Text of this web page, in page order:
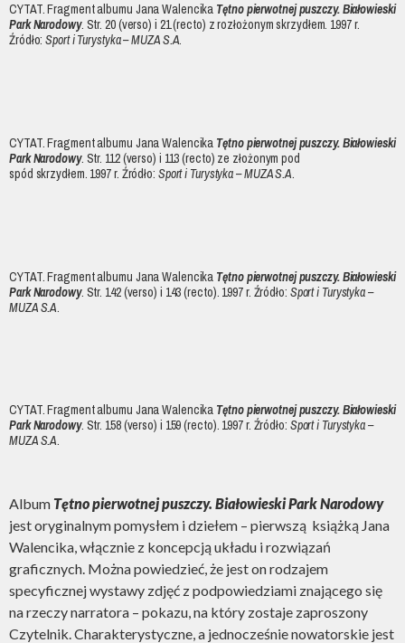
CYTAT. Fragment albumu Jana Walencika Tętno pierwotnej puszczy. Białowieski
Park Narodowy. Str. 20 (verso) i 21 (recto) z rozłożonym skrzydłem. 1997 r.
Źródło:Sport i Turystyka – MUZA S.A.
CYTAT. Fragment albumu Jana Walencika Tętno pierwotnej puszczy. Białowieski
Park Narodowy. Str. 112 (verso) i 113 (recto) ze złożonym pod
spód skrzydłem. 1997 r. Źródło: Sport i Turystyka – MUZA S.A.
CYTAT. Fragment albumu Jana Walencika Tętno pierwotnej puszczy. Białowieski
Park Narodowy. Str. 142 (verso) i 143 (recto). 1997 r. Źródło: Sport i Turystyka –
MUZA S.A.
CYTAT. Fragment albumu Jana Walencika Tętno pierwotnej puszczy. Białowieski
Park Narodowy. Str. 158 (verso) i 159 (recto). 1997 r. Źródło: Sport i Turystyka –
MUZA S.A
Album Tętno pierwotnej puszczy. Białowieski Park Narodowy
jest oryginalnym pomysłem i dziełem – pierwszą książką Jana
Walencika, włącznie z koncepcją układu i rozwiązań
graficznych. Można powiedzieć, że jest on rodzajem
specyficznej wystawy zdjęć z podpowiedziami znającego się
na rzeczy narratora – pokazu, na który zostaje zaproszony
Czytelnik. Charakterystyczne, a jednocześnie nowatorskie jest